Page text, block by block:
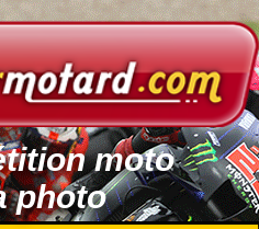
moto
photo